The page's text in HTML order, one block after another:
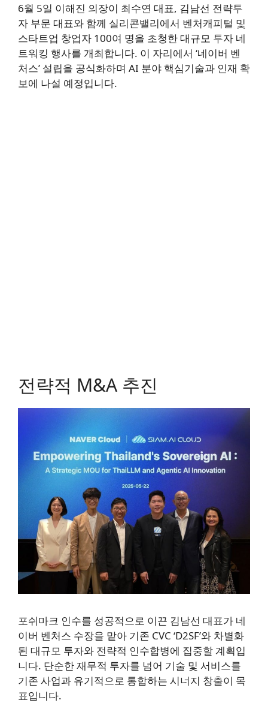
6월 5일 이해진 의장이 최수연 대표, 김남선 전략투
자 부문 대표와 함께 실리콘밸리에서 벤처캐피털 및
스타트업 창업자 100여 명을 초청한 대규모 투자 네
트워킹 행사를 개최합니다. 이 자리에서 ‘네이버 벤
처스’ 설립을 공식화하며 AI 분야 핵심기술과 인재 확
보에 나설 예정입니다.
전략적 M&A 추진
포쉬마크 인수를 성공적으로 이끈 김남선 대표가 네
이버 벤처스 수장을 맡아 기존 CVC ‘D2SF’와 차별화
된 대규모 투자와 전략적 인수합병에 집중할 계획입
니다. 단순한 재무적 투자를 넘어 기술 및 서비스를
기존 사업과 유기적으로 통합하는 시너지 창출이 목
표입니다.